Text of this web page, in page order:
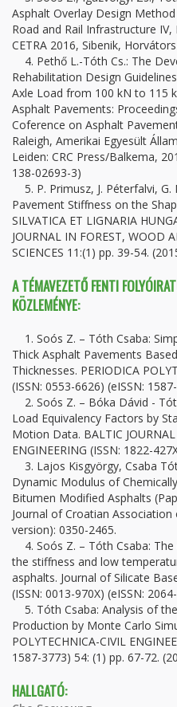
Asphalt Overlay Design
Road and Rail Infrastructure
CETRA 2016, Sibenik,
4. Pethő L.-Tóth Cs.: The
Rehabilitation Design
Axle Load from 100 kN to 115
Asphalt Pavements:
Coference on Asphalt
Raleigh, Amerikai Egyesült
Leiden: CRC Press/Balkema,
138-02693-3)
5. P. Primusz, J. Péterfalvi,
Pavement Stiffness on the
SILVATICA ET LIGNARIA
JOURNAL IN FOREST, WOOD
SCIENCES 11:(1) pp. 39-54.
A TÉMAVEZETŐ FENTI
KÖZLEMÉNYE:
1. Soós Z. – Tóth Csaba:
Thick Asphalt Pavements
Thicknesses. PERIODICA
(ISSN: 0553-6626) (eISSN:
2. Soós Z. – Bóka Dávid -
Load Equivalency Factors by
Motion Data. BALTIC
ENGINEERING (ISSN: 1822-
3. Lajos Kisgyörgy, Csaba
Dynamic Modulus of
Bitumen Modified Asphalts
Journal of Croatian Association
version): 0350-2465.
4. Soós Z. – Tóth Csaba:
the stiffness and low
asphalts. Journal of Silicate
(ISSN: 0013-970X) (eISSN:
5. Tóth Csaba: Analysis of
Production by Monte Carlo
POLYTECHNICA-CIVIL
1587-3773) 54: (1) pp. 67-72.
HALLGATÓ: